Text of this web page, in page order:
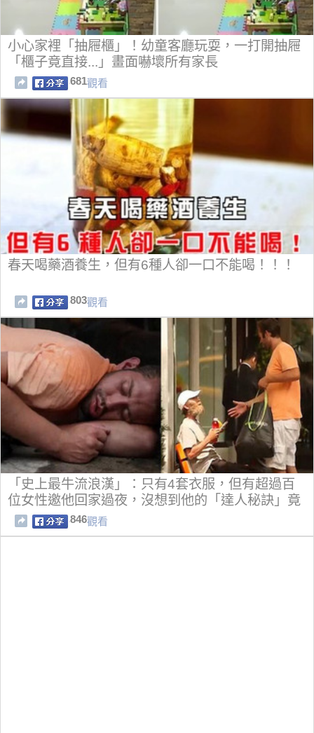
小心家裡「抽屜櫃」！幼童客廳玩耍，一打開抽屜
「櫃子竟直接...」畫面嚇壞所有家長
681觀看
春天喝藥酒養生，但有6種人卻一口不能喝！！！
803觀看
「史上最牛流浪漢」：只有4套衣服，但有超過百
位女性邀他回家過夜，沒想到他的「達人秘訣」竟
是...！！
846觀看